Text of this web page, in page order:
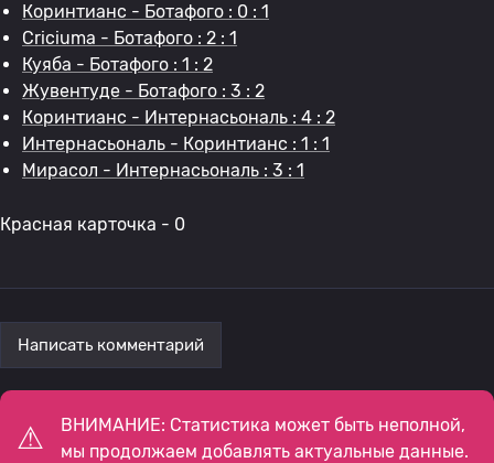
Коринтианс - Ботафого : 0 : 1
Criciuma - Ботафого : 2 : 1
Куяба - Ботафого : 1 : 2
Жувентуде - Ботафого : 3 : 2
Коринтианс - Интернасьональ : 4 : 2
Интернасьональ - Коринтианс : 1 : 1
Мирасол - Интернасьональ : 3 : 1
Красная карточка - 0
Написать комментарий
ВНИМАНИЕ: Статистика может быть неполной,
мы продолжаем добавлять актуальные данные.